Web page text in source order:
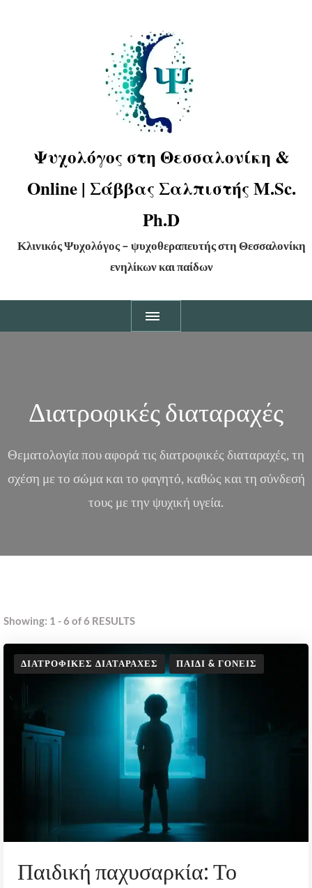
Ψυχολόγος στη Θεσσαλονίκη &
Online | Σάββας Σαλπιστής M.Sc.
Ph.D
Κλινικός Ψυχολόγος – ψυχοθεραπευτής στη Θεσσαλονίκη
ενηλίκων και παίδων
Διατροφικές διαταραχές
Θεματολογία που αφορά τις διατροφικές διαταραχές, τη
σχέση με το σώμα και το φαγητό, καθώς και τη σύνδεσή
τους με την ψυχική υγεία.
Showing: 1 - 6 of 6 RESULTS
ΔΙΑΤΡΟΦΙΚΈΣ ΔΙΑΤΑΡΑΧΈΣ ΠΑΙΔΊ & ΓΟΝΕΊΣ
Παιδική παχυσαρκία: Το